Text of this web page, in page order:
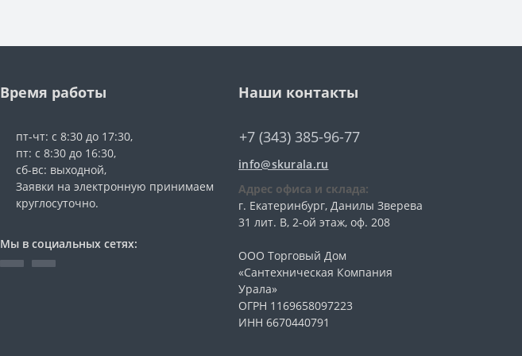
Время работы
пт-чт: с 8:30 до 17:30,
пт: с 8:30 до 16:30,
сб-вс: выходной,
Заявки на электронную принимаем
круглосуточно.
Мы в социальных сетях:
Наши контакты
+7 (343) 385-96-77
info@skurala.ru
Адрес офиса и склада:
г. Екатеринбург, Данилы Зверева
31 лит. В, 2-ой этаж, оф. 208
ООО Торговый Дом
«Сантехническая Компания
Урала»
ОГРН 1169658097223
ИНН 6670440791